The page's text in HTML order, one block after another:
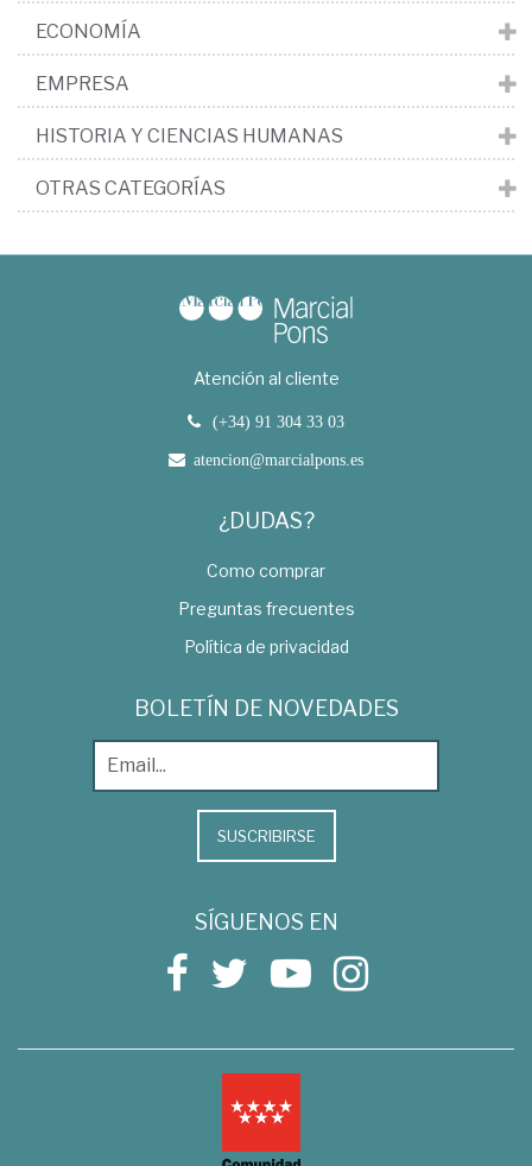
ECONOMÍA
EMPRESA
HISTORIA Y CIENCIAS HUMANAS
OTRAS CATEGORÍAS
Atención al cliente
(+34) 91 304 33 03
atencion@marcialpons.es
¿DUDAS?
Como comprar
Preguntas frecuentes
Política de privacidad
BOLETÍN DE NOVEDADES
SUSCRIBIRSE
SÍGUENOS EN